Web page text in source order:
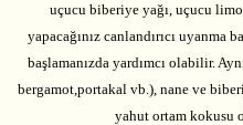
uçucu biberiye yağı, uçucu
yapacağınız canlandırıcı uyanma
başlamanızda yardımcı olabilir.
bergamot,portakal vb.), nane ve
yahut ortam kokusu